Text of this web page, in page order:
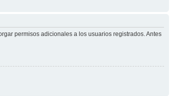
permisos adicionales a los usuarios registrados. Antes